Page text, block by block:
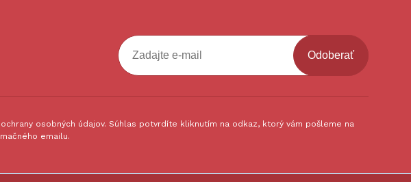
Odoberať
osobných údajov. Súhlas potvrdíte kliknutím na odkaz, ktorý vám pošleme na
emailu.